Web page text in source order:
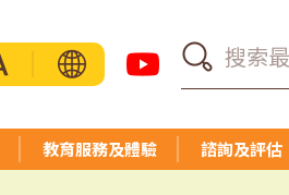
教育服務及體驗 諮詢及評估